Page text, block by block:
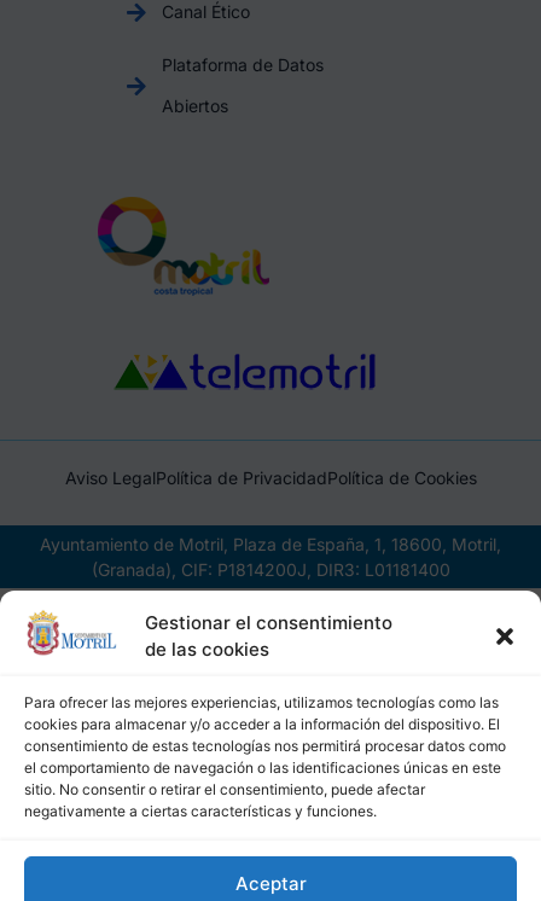
Gestionar el consentimiento
de las cookies
Para ofrecer las mejores experiencias, utilizamos tecnologías como las
cookies para almacenar y/o acceder a la información del dispositivo. El
consentimiento de estas tecnologías nos permitirá procesar datos como
el comportamiento de navegación o las identificaciones únicas en este
sitio. No consentir o retirar el consentimiento, puede afectar
negativamente a ciertas características y funciones.
Aceptar
Canal Ético
Plataforma de Datos
Abiertos
Aviso LegalPolítica de PrivacidadPolítica de Cookies
Ayuntamiento de Motril, Plaza de España, 1, 18600, Motril,
(Granada), CIF: P1814200J, DIR3: L01181400